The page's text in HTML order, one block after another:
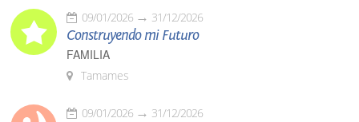
09/01/2026 31/12/2026
Construyendo mi Futuro
FAMILIA
Tamames
09/01/2026 31/12/2026